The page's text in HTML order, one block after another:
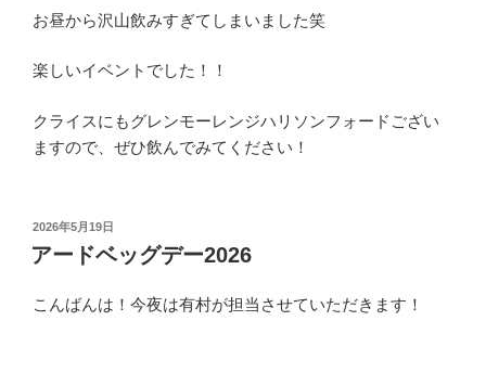
お昼から沢山飲みすぎてしまいました笑
楽しいイベントでした！！
クライスにもグレンモーレンジハリソンフォードござい
ますので、ぜひ飲んでみてください！
投
稿
日:
2026年5月19日
アードベッグデー2026
こんばんは！今夜は有村が担当させていただきます！